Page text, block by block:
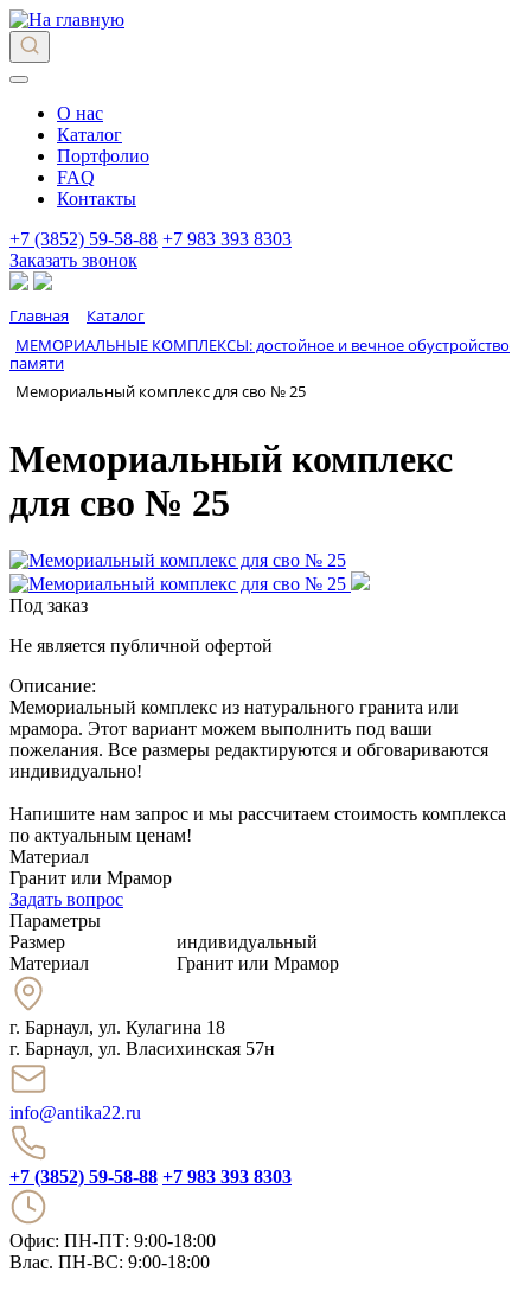
О нас
Каталог
Портфолио
FAQ
Контакты
+7 (3852) 59-58-88 +7 983 393 8303
Заказать звонок
Главная
Каталог
МЕМОРИАЛЬНЫЕ КОМПЛЕКСЫ: достойное и вечное обустройство
памяти
Мемориальный комплекс для сво № 25
Мемориальный комплекс
для сво № 25
Под заказ
Не является публичной офертой
Описание:
Мемориальный комплекс из натурального гранита или
мрамора. Этот вариант можем выполнить под ваши
пожелания. Все размеры редактируются и обговариваются
индивидуально!
Напишите нам запрос и мы рассчитаем стоимость комплекса
по актуальным ценам!
Материал
Гранит или Мрамор
Задать вопрос
Параметры
Размер
индивидуальный
Материал
Гранит или Мрамор
г. Барнаул, ул. Кулагина 18
г. Барнаул, ул. Власихинская 57н
info@antika22.ru
+7 (3852) 59-58-88 +7 983 393 8303
Офис: ПН-ПТ: 9:00-18:00
Влас. ПН-ВС: 9:00-18:00